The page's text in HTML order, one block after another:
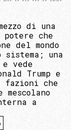
di una
che
del mondo
una
vede
Trump e
fazioni che
a